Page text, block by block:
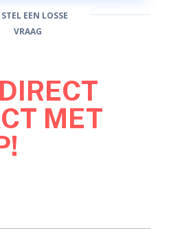
EEN LOSSE
VRAAG
MET